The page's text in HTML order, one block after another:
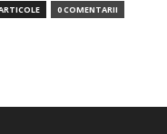
0 COMENTARII